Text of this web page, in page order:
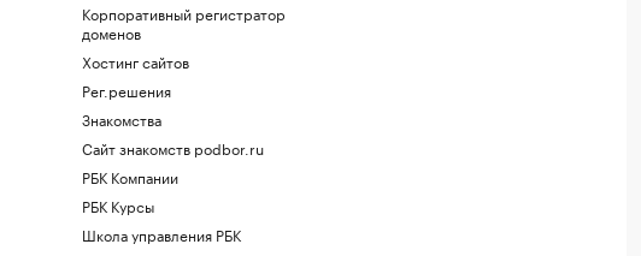
Корпоративный регистратор
доменов
Хостинг сайтов
Рег.решения
Знакомства
Сайт знакомств podbor.ru
РБК Компании
РБК Курсы
Школа управления РБК